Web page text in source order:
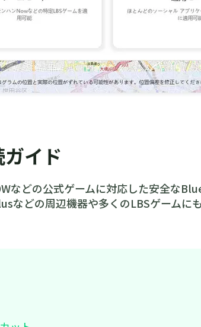
イド
などの公式ゲームに対応した安全な
などの周辺機器や多くのLBSゲームにも